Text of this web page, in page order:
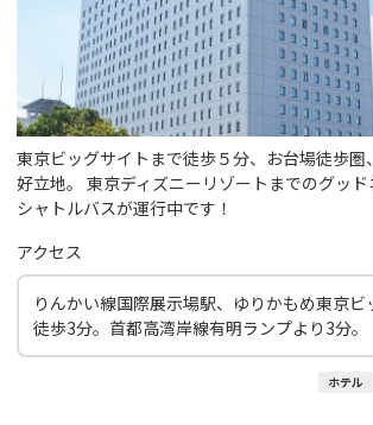
東京ビッグサイトまで徒歩５分、お台場徒歩圏
好立地。 東京ディズニーリゾートまでのグッド
シャトルバスが運行中です！
アクセス
りんかい線国際展示場駅、ゆりかもめ東京ビ
徒歩3分。首都高湾岸線有明ランプより3分。
ホテル